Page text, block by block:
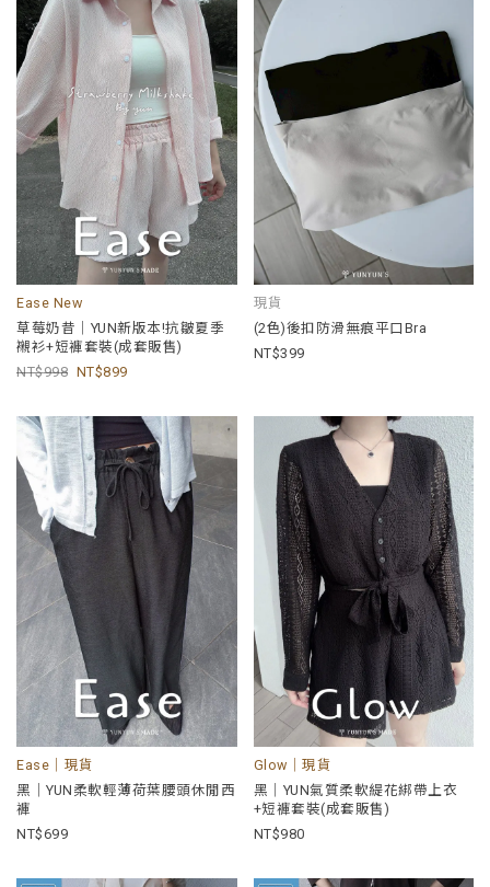
Ease New
草莓奶昔｜YUN新版本!抗皺夏季
襯衫+短褲套裝(成套販售)
998
899
現貨
(2色)後扣防滑無痕平口Bra
399
Ease｜現貨
黑｜YUN柔軟輕薄荷葉腰頭休閒西
褲
699
Glow｜現貨
黑｜YUN氣質柔軟緹花綁帶上衣
+短褲套裝(成套販售)
980